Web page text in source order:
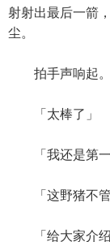
射射出最后一箭
尘。
拍手声响起。
「太棒了」
「我还是第一
「这野猪不管
「给大家介绍